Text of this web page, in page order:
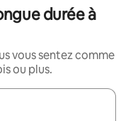
durée à
vous sentez comme
ou plus.
les flèches vers le